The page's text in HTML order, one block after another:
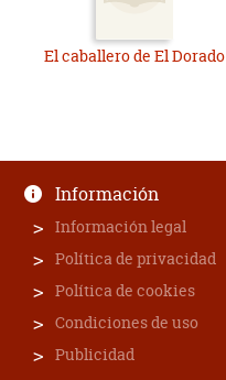
El caballero de El Dorado
Información
Información legal
Política de privacidad
Política de cookies
Condiciones de uso
Publicidad